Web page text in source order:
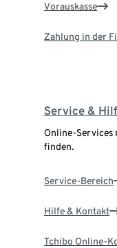
Vorauskasse
Zahlung in der
Service &
Online-Services
finden.
Service-Bereich
Hilfe & Kontakt
Tchibo Online-